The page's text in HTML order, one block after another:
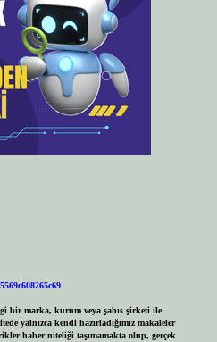
bir marka, kurum veya şahıs şirketi ile
yalnızca kendi hazırladığımız makaleler
haber niteliği taşımamakta olup, gerçek